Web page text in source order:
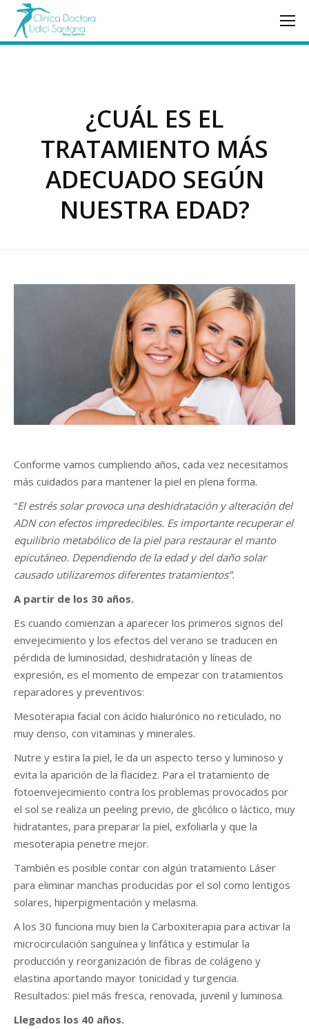
¿CUÁL ES EL
TRATAMIENTO MÁS
ADECUADO SEGÚN
NUESTRA EDAD?
Conforme vamos cumpliendo años, cada vez necesitamos
más cuidados para mantener la piel en plena forma.
“El estrés solar provoca una deshidratación y alteración del
ADN con efectos impredecibles. Es importante recuperar el
equilibrio metabólico de la piel para restaurar el manto
epicutáneo. Dependiendo de la edad y del daño solar
causado utilizaremos diferentes tratamientos”.
A partir de los 30 años.
Es cuando comienzan a aparecer los primeros signos del
envejecimiento y los efectos del verano se traducen en
pérdida de luminosidad, deshidratación y líneas de
expresión, es el momento de empezar con tratamientos
reparadores y preventivos:
Mesoterapia facial con ácido hialurónico no reticulado, no
muy denso, con vitaminas y minerales.
Nutre y estira la piel, le da un aspecto terso y luminoso y
evita la aparición de la flacidez. Para el tratamiento de
fotoenvejecimiento contra los problemas provocados por
el sol se realiza un peeling previo, de glicólico o láctico, muy
hidratantes, para preparar la piel, exfoliarla y que la
mesoterapia penetre mejor.
También es posible contar con algún tratamiento Láser
para eliminar manchas producidas por el sol como lentigos
solares, hiperpigmentación y melasma.
A los 30 funciona muy bien la Carboxiterapia para activar la
microcirculación sanguínea y linfática y estimular la
producción y reorganización de fibras de colágeno y
elastina aportando mayor tonicidad y turgencia.
Resultados: piel más fresca, renovada, juvenil y luminosa.
Llegados los 40 años.